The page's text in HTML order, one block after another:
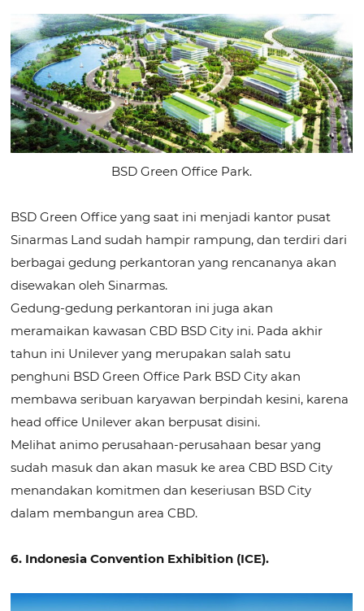
BSD Green Office Park.
BSD Green Office yang saat ini menjadi kantor pusat
Sinarmas Land sudah hampir rampung, dan terdiri dari
berbagai gedung perkantoran yang rencananya akan
disewakan oleh Sinarmas.
Gedung-gedung perkantoran ini juga akan
meramaikan kawasan CBD BSD City ini. Pada akhir
tahun ini Unilever yang merupakan salah satu
penghuni BSD Green Office Park BSD City akan
membawa seribuan karyawan berpindah kesini, karena
head office Unilever akan berpusat disini.
Melihat animo perusahaan-perusahaan besar yang
sudah masuk dan akan masuk ke area CBD BSD City
menandakan komitmen dan keseriusan BSD City
dalam membangun area CBD.
6. Indonesia Convention Exhibition (ICE).